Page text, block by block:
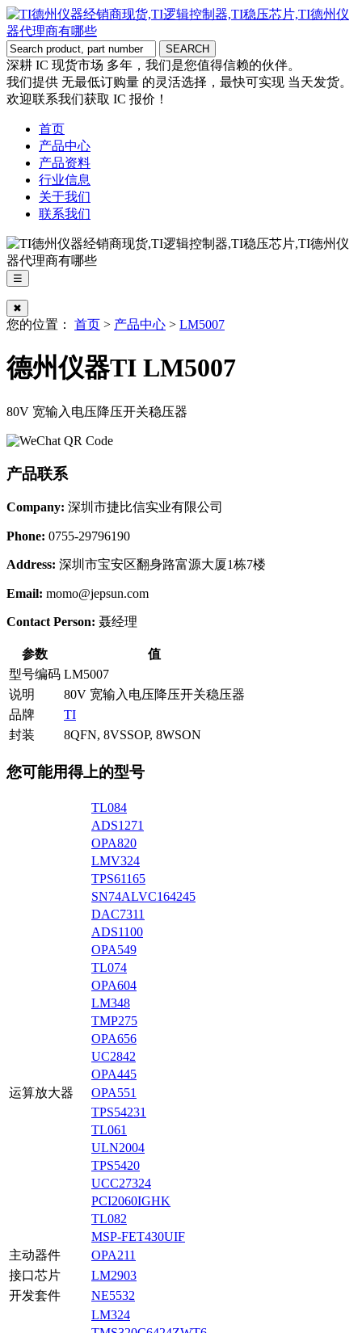
深耕 IC 现货市场 多年，我们是您值得信赖的伙伴。
我们提供 无最低订购量 的灵活选择，最快可实现 当天发货。
欢迎联系我们获取 IC 报价！
首页
产品中心
产品资料
行业信息
关于我们
联系我们
☰
✖
您的位置： 首页 > 产品中心 > LM5007
德州仪器TI LM5007
80V 宽输入电压降压开关稳压器
产品联系
Company: 深圳市捷比信实业有限公司
Phone: 0755-29796190
Address: 深圳市宝安区翻身路富源大厦1栋7楼
Email: momo@jepsun.com
Contact Person: 聂经理
参数
值
型号编码 LM5007
说明
80V 宽输入电压降压开关稳压器
品牌
TI
封装
8QFN, 8VSSOP, 8WSON
您可能用得上的型号
TL084
ADS1271
OPA820
LMV324
TPS61165
SN74ALVC164245
DAC7311
ADS1100
OPA549
TL074
OPA604
LM348
TMP275
OPA656
UC2842
OPA445
运算放大器
OPA551
TPS54231
TL061
ULN2004
TPS5420
UCC27324
PCI2060IGHK
TL082
MSP-FET430UIF
主动器件
OPA211
接口芯片
LM2903
开发套件
NE5532
LM324